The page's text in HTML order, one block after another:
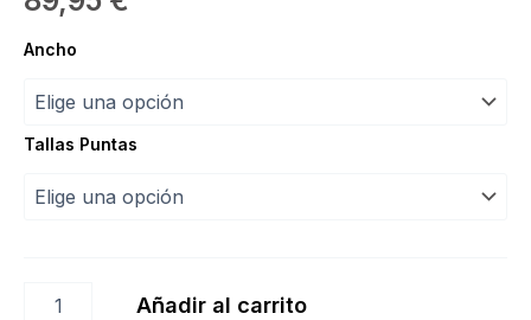
Ancho
Tallas Puntas
Puntas
Merlet”
cantidad
Añadir al carrito